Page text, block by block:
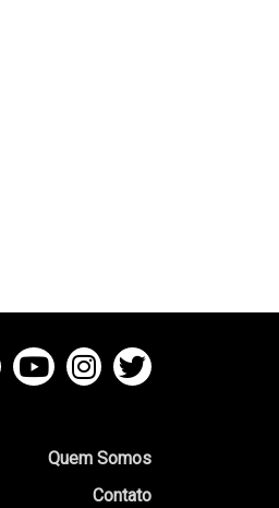
Quem Somos
Contato